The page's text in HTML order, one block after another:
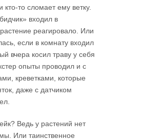
то сломает ему ветку.
входил в
реагировало. Или
если в комнату входил
вчера косил траву у себя
опыты проводил и с
креветками, которые
даже с датчиком
Ведь у растений нет
Или таинственное